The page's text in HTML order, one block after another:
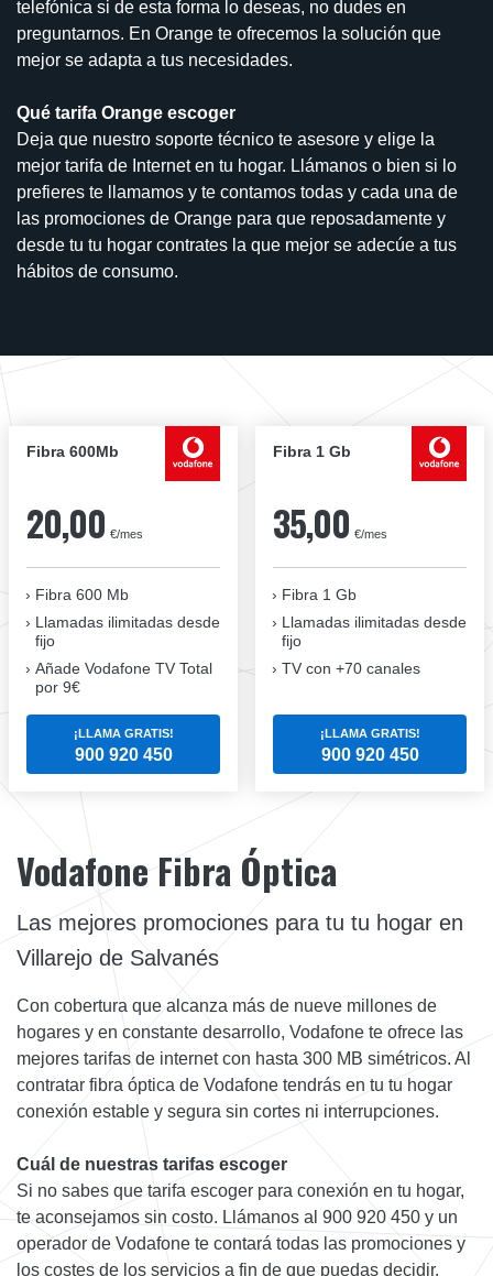
telefónica si de esta forma lo deseas, no dudes en
preguntarnos. En Orange te ofrecemos la solución que
mejor se adapta a tus necesidades.
Qué tarifa Orange escoger
Deja que nuestro soporte técnico te asesore y elige la
mejor tarifa de Internet en tu hogar. Llámanos o bien si lo
prefieres te llamamos y te contamos todas y cada una de
las promociones de Orange para que reposadamente y
desde tu tu hogar contrates la que mejor se adecúe a tus
hábitos de consumo.
Fibra 600Mb
20,00 €/mes
Fibra 600 Mb
Llamadas ilimitadas desde
fijo
Añade Vodafone TV Total
por 9€
¡LLAMA GRATIS!
900 920 450
Fibra 1 Gb
35,00 €/mes
Fibra 1 Gb
Llamadas ilimitadas desde
fijo
TV con +70 canales
¡LLAMA GRATIS!
900 920 450
Vodafone Fibra Óptica
Las mejores promociones para tu tu hogar en
Villarejo de Salvanés
Con cobertura que alcanza más de nueve millones de
hogares y en constante desarrollo, Vodafone te ofrece las
mejores tarifas de internet con hasta 300 MB simétricos. Al
contratar fibra óptica de Vodafone tendrás en tu tu hogar
conexión estable y segura sin cortes ni interrupciones.
Cuál de nuestras tarifas escoger
Si no sabes que tarifa escoger para conexión en tu hogar,
te aconsejamos sin costo. Llámanos al 900 920 450 y un
operador de Vodafone te contará todas las promociones y
los costes de los servicios a fin de que puedas decidir.